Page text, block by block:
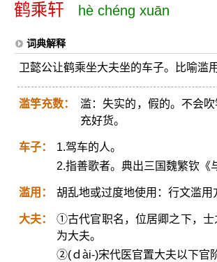
鹤乘轩 hè chéng xuān
词典解释
卫懿公让鹤乘坐大夫坐的车子。比喻滥
滥竽充数：
滥：失实的，假的。不会
充好货。
车子：
1.驾车的人。
2.指善歌者。典出三国魏繁钦《
滥用： 胡乱地或过度地使用：行文滥用
大夫：
①古代官职名，位居卿之下，士
为大夫。
②(ｄài-)宋代医官置大夫以下官